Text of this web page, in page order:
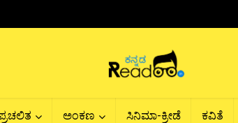
ಅಂಕಣ ಸಿನಿಮಾ-ಕ್ರೀಡೆ ಕವಿತೆ